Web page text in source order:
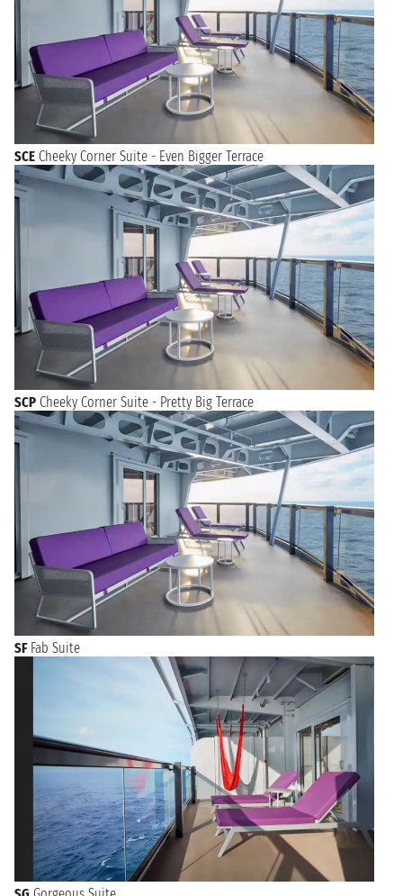
SCE Cheeky Corner Suite - Even Bigger Terrace
SCP Cheeky Corner Suite - Pretty Big Terrace
SF Fab Suite